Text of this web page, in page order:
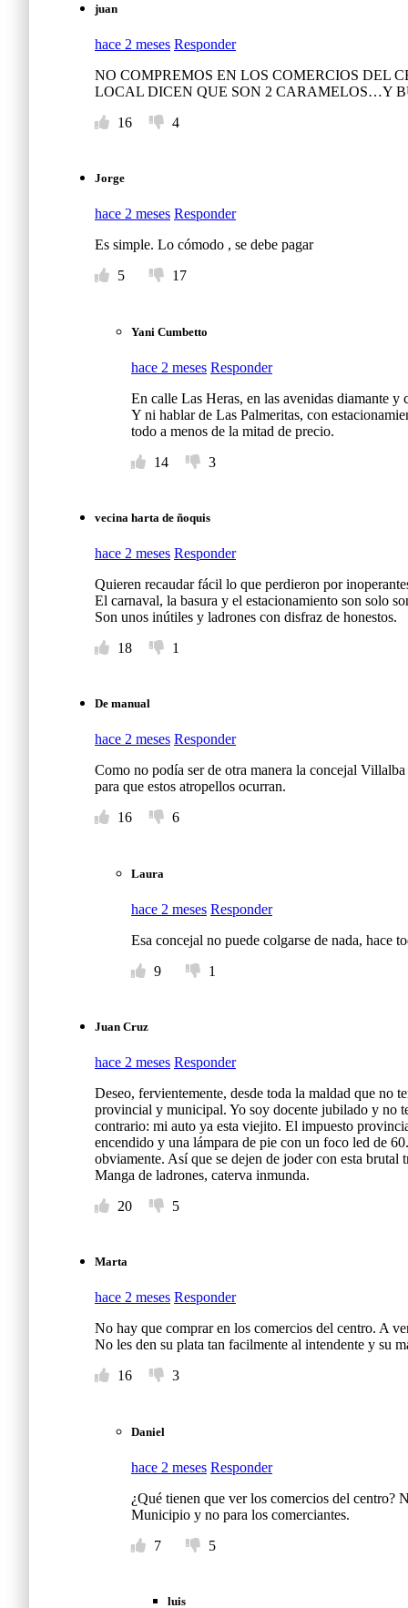
juan
hace 2 meses Responder
NO COMPREMOS EN LOS COMERCIOS DEL
LOCAL DICEN QUE SON 2 CARAMELOS…Y
16
4
Jorge
hace 2 meses Responder
Es simple. Lo cómodo , se debe pagar
5
17
Yani Cumbetto
hace 2 meses Responder
En calle Las Heras, en las avenidas diamante
Y ni hablar de Las Palmeritas, con
todo a menos de la mitad de precio.
14
3
vecina harta de ñoquis
hace 2 meses Responder
Quieren recaudar fácil lo que perdieron por
El carnaval, la basura y el estacionamiento son solo
Son unos inútiles y ladrones con disfraz de honestos.
18
1
De manual
hace 2 meses Responder
Como no podía ser de otra manera la concejal Villalba
para que estos atropellos ocurran.
16
6
Laura
hace 2 meses Responder
Esa concejal no puede colgarse de nada, hace
9
1
Juan Cruz
hace 2 meses Responder
Deseo, fervientemente, desde toda la maldad que no
provincial y municipal. Yo soy docente jubilado y no
contrario: mi auto ya esta viejito. El impuesto
encendido y una lámpara de pie con un foco led de
obviamente. Así que se dejen de joder con esta brutal
Manga de ladrones, caterva inmunda.
20
5
Marta
hace 2 meses Responder
No hay que comprar en los comercios del centro. A
No les den su plata tan facilmente al intendente y su
16
3
Daniel
hace 2 meses Responder
¿Qué tienen que ver los comercios del centro?
Municipio y no para los comerciantes.
7
5
luis